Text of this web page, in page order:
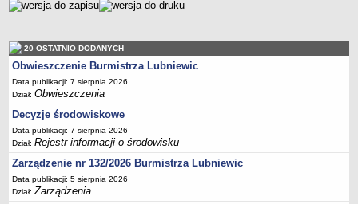
WNIOSKI DO POBRANIA
Referat organizacyjny
Referat inwestycji i nieruchomości
SIOS
Gminna ewidencja kąpielisk
Gminna ewidencja MOWDK
Konsultacje społeczne
Rejestr informacji o środowisku
GOSPODARKA ODPADAMI
20 OSTATNIO DODANYCH
Obwieszczenie Burmistrza Lubniewic
Data publikacji: 7 sierpnia 2026
Dział:Obwieszczenia
Decyzje środowiskowe
Data publikacji: 7 sierpnia 2026
Dział:Rejestr informacji o środowisku
Zarządzenie nr 132/2026 Burmistrza Lubniewic
Data publikacji: 5 sierpnia 2026
Dział:Zarządzenia